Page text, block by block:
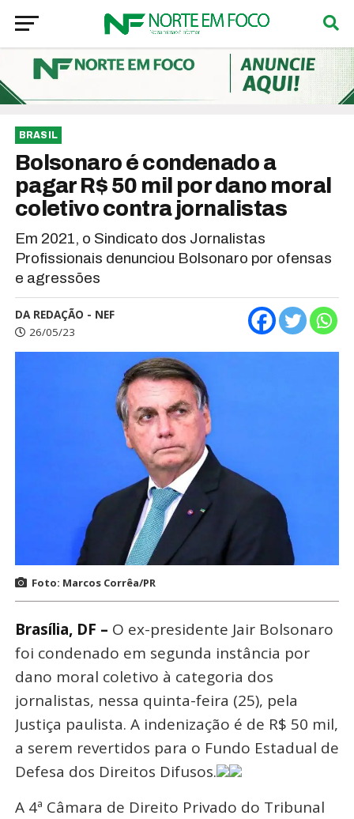
BRASIL
Bolsonaro é condenado a
pagar R$ 50 mil por dano moral
coletivo contra jornalistas
Em 2021, o Sindicato dos Jornalistas
Profissionais denunciou Bolsonaro por ofensas
e agressões
DA REDAÇÃO - NEF
26/05/23
Foto: Marcos Corrêa/PR
Brasília, DF – O ex-presidente Jair Bolsonaro
foi condenado em segunda instância por
dano moral coletivo à categoria dos
jornalistas, nessa quinta-feira (25), pela
Justiça paulista. A indenização é de R$ 50 mil,
a serem revertidos para o Fundo Estadual de
Defesa dos Direitos Difusos.
A 4ª Câmara de Direito Privado do Tribunal